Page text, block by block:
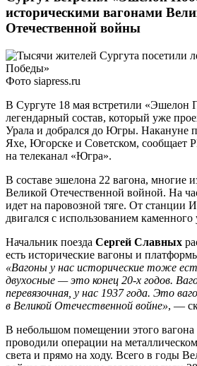
историческими вагонами
Отечественной войны
Фото siapress.ru
В Сургуте 18 мая встретили
легендарный состав, который уже
Урала и добрался до Югры. Накануне
Яхе, Югорске и Советском, сообщает
на телеканал «Югра».
В составе эшелона 22 вагона, многие
Великой Отечественной войной. На
идет на паровозной тяге. От станции
двигался с использованием каменного
Начальник поезда Сергей Славных
есть исторические вагоны и
«Вагоны у нас исторические тоже
двухосные — это конец 20-х годов.
перевязочная, у нас 1937 года. Это
в Великой Отечественной войне», —
В небольшом помещении этого
проводили операции на
света и прямо на ходу. Всего в годы